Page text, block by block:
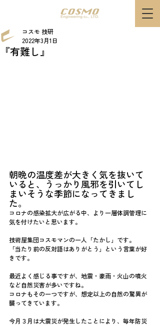
『有難し』
コスモ 技研
2022年3月1日
朝晩の温度差が大きく気を抜いて
いると、うっかり風邪を引いてし
まいそうな季節になってきまし
た。
コロナの感染拡大が広がる中、より一層体調管理に
気を付けたいと思います。
技術屋集団コスモマンの一人「たかし」です。
「当たり前の反対語はありがとう」という言葉が好
きです。
最近よく感じる事ですが、地震・豪雨・火山の噴火
など自然災害が多いですね。
コロナもその一つですが、想定以上の自然の驚異が
襲ってきています。
今月３月は大震災が発生したことにより、毎年防災